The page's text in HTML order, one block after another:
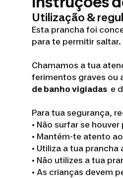
Utilização &
Esta prancha foi
para te permitir saltar.
Chamamos a tua
ferimentos graves ou
de banho vigiadas e
Para tua segurança,
• Não surfar se
• Mantém-te atento
• Utiliza a tua
• Não utilizes a tua
• As crianças devem